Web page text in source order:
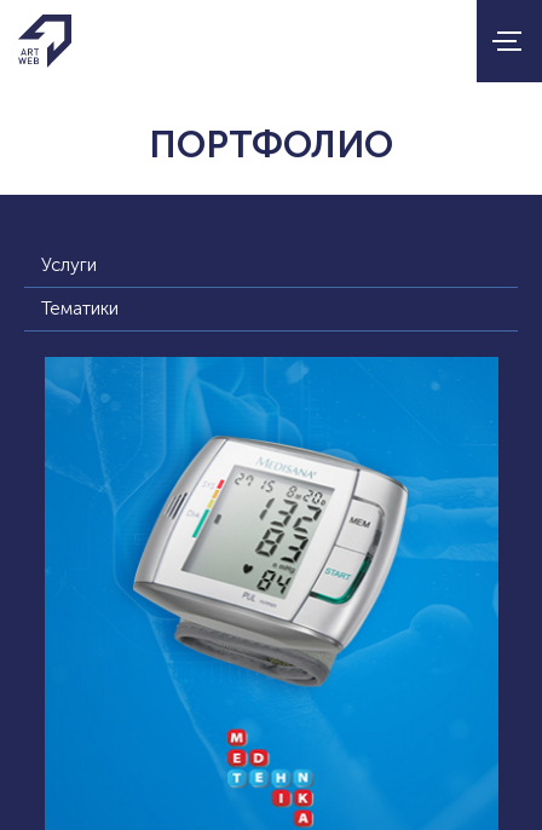
ПОРТФОЛИО
Услуги
Тематики